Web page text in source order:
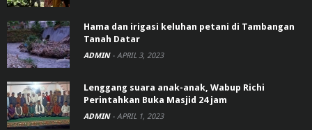
Hama dan irigasi keluhan petani di Tambangan
Tanah Datar
ADMIN - APRIL 3, 2023
Lenggang suara anak-anak, Wabup Richi
Perintahkan Buka Masjid 24 jam
ADMIN - APRIL 1, 2023